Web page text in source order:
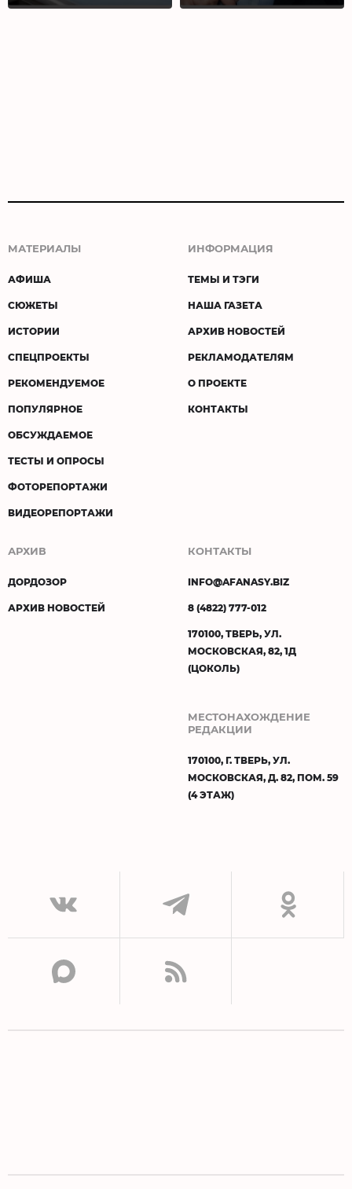
МАТЕРИАЛЫ
АФИША
СЮЖЕТЫ
ИСТОРИИ
СПЕЦПРОЕКТЫ
РЕКОМЕНДУЕМОЕ
ПОПУЛЯРНОЕ
ОБСУЖДАЕМОЕ
ТЕСТЫ И ОПРОСЫ
ФОТОРЕПОРТАЖИ
ВИДЕОРЕПОРТАЖИ
ИНФОРМАЦИЯ
ТЕМЫ И ТЭГИ
НАША ГАЗЕТА
АРХИВ НОВОСТЕЙ
РЕКЛАМОДАТЕЛЯМ
О ПРОЕКТЕ
КОНТАКТЫ
АРХИВ
ДОРДОЗОР
АРХИВ НОВОСТЕЙ
КОНТАКТЫ
INFO@AFANASY.BIZ
8 (4822) 777-012
170100, ТВЕРЬ, УЛ.
МОСКОВСКАЯ, 82, 1Д
(ЦОКОЛЬ)
МЕСТОНАХОЖДЕНИЕ
РЕДАКЦИИ
170100, Г. ТВЕРЬ, УЛ.
МОСКОВСКАЯ, Д. 82, ПОМ. 59
(4 ЭТАЖ)